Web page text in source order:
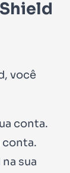
você
conta.
conta.
sua